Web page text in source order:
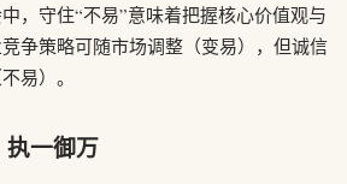
，守住“不易”意味着把握核心价值观与
争策略可随市场调整（变易），但诚信
易）。
一御万